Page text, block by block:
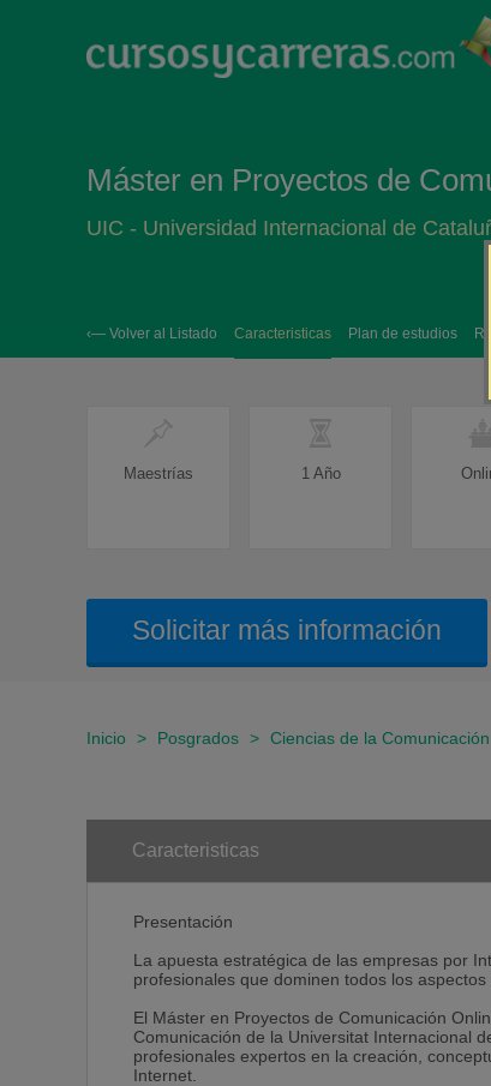
Máster en Proyectos de
UIC - Universidad Internacional de
‹— Volver al Listado Caracteristicas Plan de estudios
Maestrías 1 Año
Solicitar más información
Inicio > Posgrados > Ciencias de la Comunicación
Caracteristicas
Presentación
La apuesta estratégica de las empresas por
profesionales que dominen todos los
El Máster en Proyectos de Comunicación
Comunicación de la Universitat Internacional
profesionales expertos en la creación,
Internet.